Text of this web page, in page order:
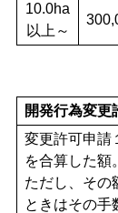
10.0ha
以上～
開発行為変更
変更許可申請
を合算した額。
ただし、その
ときはその手